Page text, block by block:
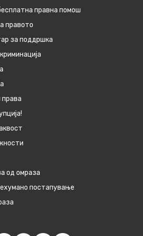
правна помош
правото
за поддршка
права
од омраза
постапување